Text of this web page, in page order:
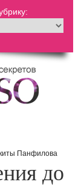
Панфилова
до